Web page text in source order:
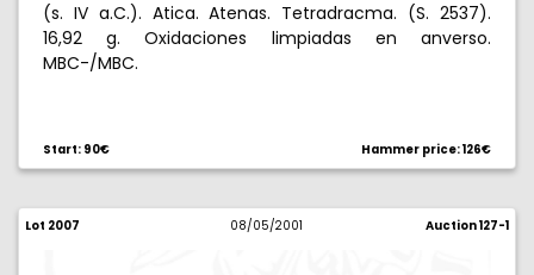
(s. IV a.C.). Atica. Atenas. Tetradracma. (S. 2537).
16,92 g. Oxidaciones limpiadas en anverso.
MBC-/MBC.
Start: 90€ Hammer price: 126€
Lot 2007 08/05/2001 Auction 127-1